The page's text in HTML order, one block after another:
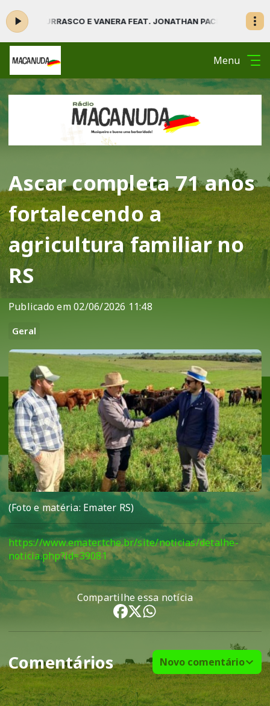
E VANERA FEAT. JONATHAN PACHECOMACANUDOS E
Menu
Ascar completa 71 anos
fortalecendo a
agricultura familiar no
RS
Publicado em 02/06/2026 11:48
Geral
(Foto e matéria: Emater RS)
https://www.emater.tche.br/site/noticias/detalhe-
noticia.php?id=39081
Compartilhe essa notícia
Comentários Novo comentário